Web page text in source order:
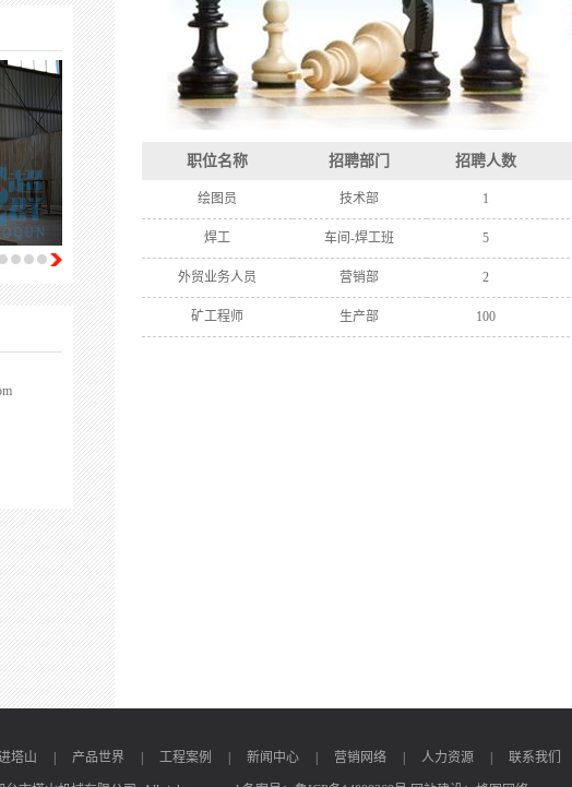
职位名称 招聘部门 招聘人数
绘图员 技术部 1
焊工 车间-焊工班 5
外贸业务人员 营销部 2
矿工程师 生产部 100
塔山 产品世界 工程案例 新闻中心 营销网络 人力资源 联系我们